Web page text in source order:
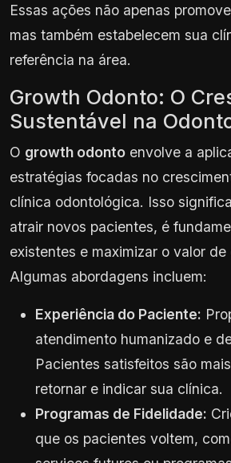
Essas ações não apenas
mas também estabelecem sua
referência na área.
Growth Odonto: O
Sustentável na
O growth odonto envolve a
estratégias focadas no
clínica odontológica. Isso
atrair novos pacientes, é
existentes e maximizar o valor
Algumas abordagens incluem:
Experiência do Paciente:
atendimento humanizado e
Pacientes satisfeitos são
retornar e indicar sua clínica.
Programas de Fidelidade:
que os pacientes voltem,